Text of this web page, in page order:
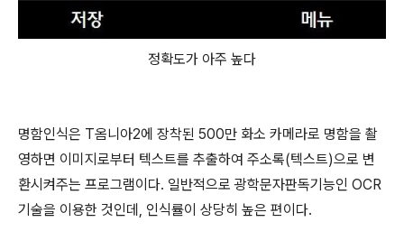
정확도가 아주 높다
명함인식은 T옴니아2에 장착된 500만 화소 카메라로 명함을 촬
영하면 이미지로부터 텍스트를 추출하여 주소록(텍스트)으로 변
환시켜주는 프로그램이다. 일반적으로 광학문자판독기능인 OCR
기술을 이용한 것인데, 인식률이 상당히 높은 편이다.